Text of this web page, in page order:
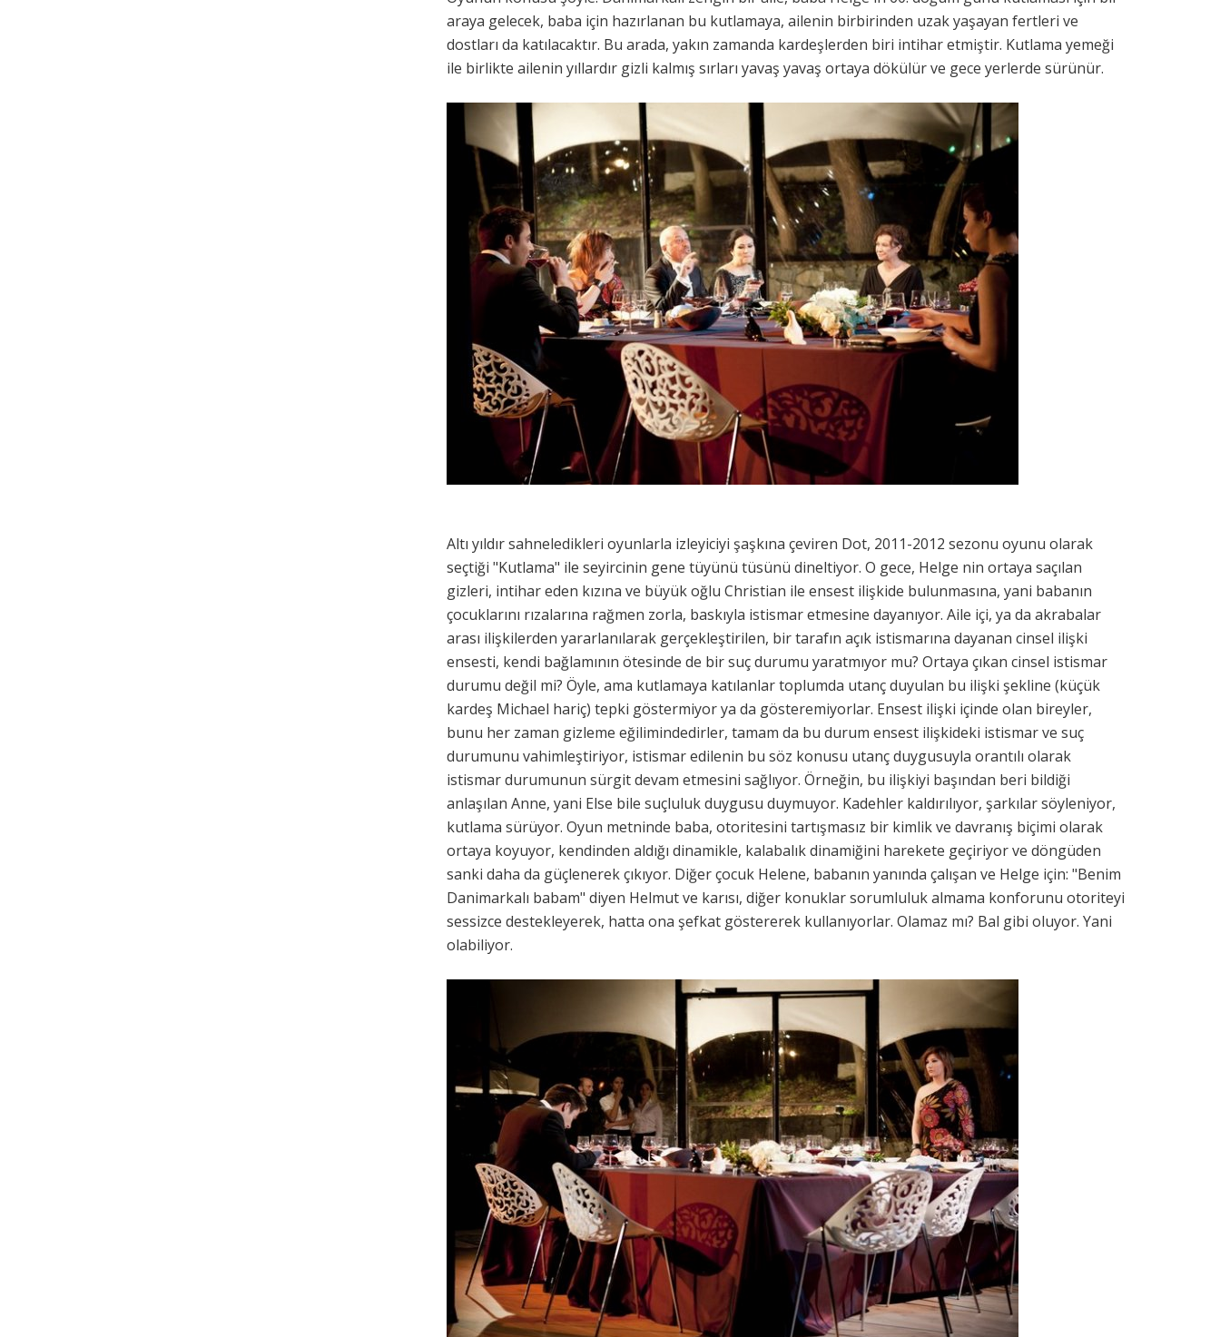
araya gelecek, baba için hazırlanan bu kutlamaya, ailenin birbirinden uzak yaşayan fertleri ve
dostları da katılacaktır. Bu arada, yakın zamanda kardeşlerden biri intihar etmiştir. Kutlama yemeği
ile birlikte ailenin yıllardır gizli kalmış sırları yavaş yavaş ortaya dökülür ve gece yerlerde sürünür.
Altı yıldır sahneledikleri oyunlarla izleyiciyi şaşkına çeviren Dot, 2011-2012 sezonu oyunu olarak
seçtiği "Kutlama" ile seyircinin gene tüyünü tüsünü dineltiyor. O gece, Helge nin ortaya saçılan
gizleri, intihar eden kızına ve büyük oğlu Christian ile ensest ilişkide bulunmasına, yani babanın
çocuklarını rızalarına rağmen zorla, baskıyla istismar etmesine dayanıyor. Aile içi, ya da akrabalar
arası ilişkilerden yararlanılarak gerçekleştirilen, bir tarafın açık istismarına dayanan cinsel ilişki
ensesti, kendi bağlamının ötesinde de bir suç durumu yaratmıyor mu? Ortaya çıkan cinsel istismar
durumu değil mi? Öyle, ama kutlamaya katılanlar toplumda utanç duyulan bu ilişki şekline (küçük
kardeş Michael hariç) tepki göstermiyor ya da gösteremiyorlar. Ensest ilişki içinde olan bireyler,
bunu her zaman gizleme eğilimindedirler, tamam da bu durum ensest ilişkideki istismar ve suç
durumunu vahimleştiriyor, istismar edilenin bu söz konusu utanç duygusuyla orantılı olarak
istismar durumunun sürgit devam etmesini sağlıyor. Örneğin, bu ilişkiyi başından beri bildiği
anlaşılan Anne, yani Else bile suçluluk duygusu duymuyor. Kadehler kaldırılıyor, şarkılar söyleniyor,
kutlama sürüyor. Oyun metninde baba, otoritesini tartışmasız bir kimlik ve davranış biçimi olarak
ortaya koyuyor, kendinden aldığı dinamikle, kalabalık dinamiğini harekete geçiriyor ve döngüden
sanki daha da güçlenerek çıkıyor. Diğer çocuk Helene, babanın yanında çalışan ve Helge için: "Benim
Danimarkalı babam" diyen Helmut ve karısı, diğer konuklar sorumluluk almama konforunu otoriteyi
sessizce destekleyerek, hatta ona şefkat göstererek kullanıyorlar. Olamaz mı? Bal gibi oluyor. Yani
olabiliyor.